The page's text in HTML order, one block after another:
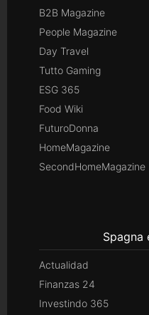
B2B Magazine
People Magazine
Day Travel
Tutto Gaming
ESG 365
Food Wiki
FuturoDonna
HomeMagazine
SecondHomeMagazine
Spagna
Actualidad
Finanzas 24
Investindo 365